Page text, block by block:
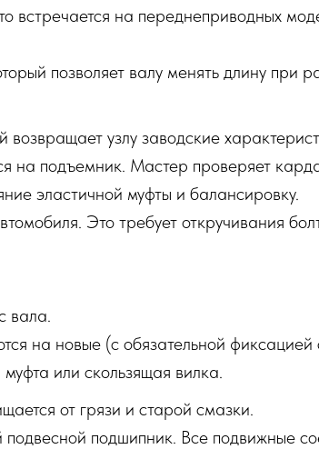
встречается на переднеприводных
позволяет валу менять длину при
узлу заводские
на подъемник. Мастер проверяет
эластичной муфты и балансировку.
Это требует откручивания
вала.
на новые (с обязательной фиксацией
или скользящая вилка.
от грязи и старой смазки.
подшипник. Все подвижные